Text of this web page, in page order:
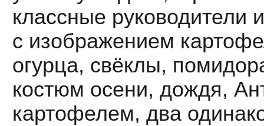
классные руководители
с изображением
огурца, свёклы,
костюм осени, дождя,
картофелем, два